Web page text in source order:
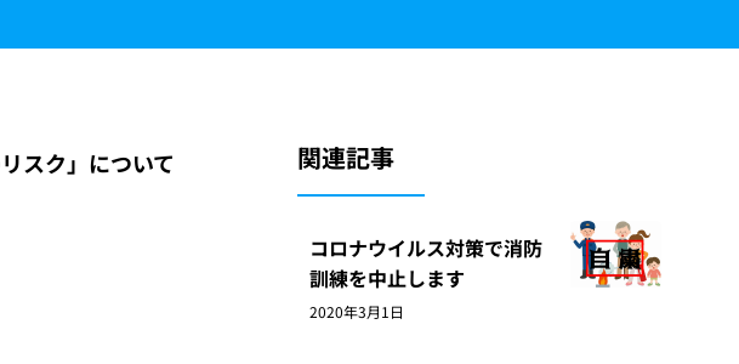
スク」について 関連記事
コロナウイルス対策で消防
訓練を中止します
2020年3月1日